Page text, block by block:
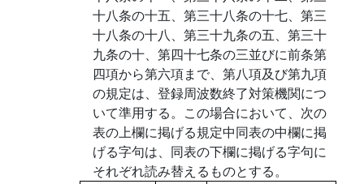
十八条の十五、第三十八条の十七、第三
十八条の十八、第三十九条の五、第三十
九条の十、第四十七条の三並びに前条第
四項から第六項まで、第八項及び第九項
の規定は、登録周波数終了対策機関につ
いて準用する。この場合において、次の
表の上欄に掲げる規定中同表の中欄に掲
げる字句は、同表の下欄に掲げる字句に
それぞれ読み替えるものとする。